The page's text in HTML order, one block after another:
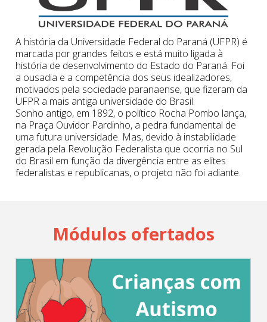
A história da Universidade Federal do Paraná (UFPR) é
marcada por grandes feitos e está muito ligada à
história de desenvolvimento do Estado do Paraná. Foi
a ousadia e a competência dos seus idealizadores,
motivados pela sociedade paranaense, que fizeram da
UFPR a mais antiga universidade do Brasil.
Sonho antigo, em 1892, o político Rocha Pombo lança,
na Praça Ouvidor Pardinho, a pedra fundamental de
uma futura universidade. Mas, devido à instabilidade
gerada pela Revolução Federalista que ocorria no Sul
do Brasil em função da divergência entre as elites
federalistas e republicanas, o projeto não foi adiante.
Módulos ofertados